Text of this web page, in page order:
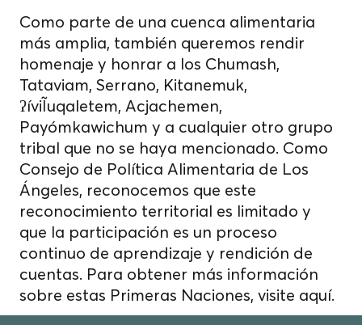
Como parte de una cuenca alimentaria
más amplia, también queremos rendir
homenaje y honrar a los Chumash,
Tataviam, Serrano, Kitanemuk,
ʔíviĨuqaletem, Acjachemen,
Payómkawichum y a cualquier otro grupo
tribal que no se haya mencionado. Como
Consejo de Política Alimentaria de Los
Ángeles, reconocemos que este
reconocimiento territorial es limitado y
que la participación es un proceso
continuo de aprendizaje y rendición de
cuentas. Para obtener más información
sobre estas Primeras Naciones, visite aquí.